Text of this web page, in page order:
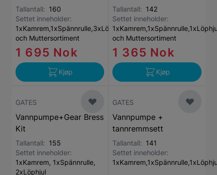
Tallantall: 160
Settet inneholder:
1xKamrem,1xSpännrulle,3xLöphjul,1xVattenpump,1xBult-
och Muttersortiment
1 695 Nok
Kjøp
Tallantall: 142
Settet inneholder:
och Muttersortiment
1 365 Nok
Kjøp
GATES
Vannpumpe+Gear Bress
Kit
Tallantall: 155
Settet inneholder:
1xKamrem, 1xSpännrulle,
2xLöphjul
GATES
Vannpumpe +
tannremmsett
Tallantall: 141
Settet inneholder: